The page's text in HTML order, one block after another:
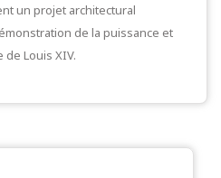
un projet architectural
de la puissance et
Louis XIV.